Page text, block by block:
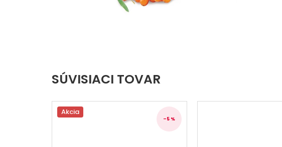
SÚVISIACI TOVAR
Akcia
–5 %